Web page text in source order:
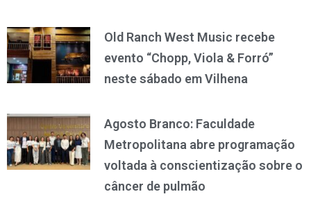
Old Ranch West Music recebe
evento “Chopp, Viola & Forró”
neste sábado em Vilhena
Agosto Branco: Faculdade
Metropolitana abre programação
voltada à conscientização sobre o
câncer de pulmão